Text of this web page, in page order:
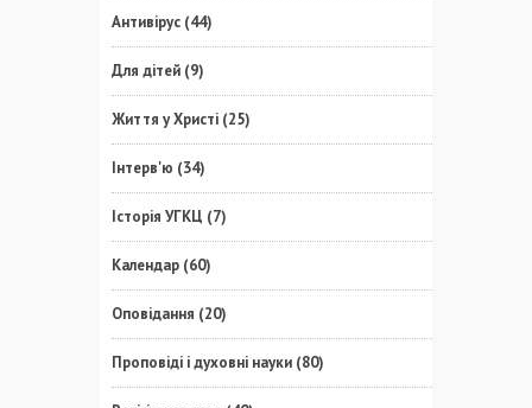
Антивірус (44)
Для дітей (9)
Життя у Христі (25)
Інтерв'ю (34)
Історія УГКЦ (7)
Календар (60)
Оповідання (20)
Проповіді і духовні науки (80)